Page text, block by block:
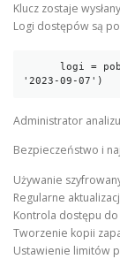
Klucz zostaje
Logi dostępów są
      logi = pobierz_logi('obiekt_123', '2023-09-01',
'2023-09-07')
Administrator
Bezpieczeństwo i
Używanie
Regularne
Kontrola dostępu
Tworzenie kopii
Ustawienie limitów